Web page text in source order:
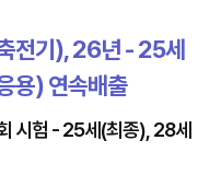
전기), 26년 - 25세
용) 연속배출
시험 - 25세(최종), 28세